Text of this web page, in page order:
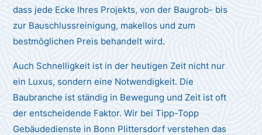
dass jede Ecke Ihres Projekts, von der Baugrob- bis
zur Bauschlussreinigung, makellos und zum
bestmöglichen Preis behandelt wird.
Auch Schnelligkeit ist in der heutigen Zeit nicht nur
ein Luxus, sondern eine Notwendigkeit. Die
Baubranche ist ständig in Bewegung und Zeit ist oft
der entscheidende Faktor. Wir bei Tipp-Topp
Gebäudedienste in Bonn Plittersdorf verstehen das